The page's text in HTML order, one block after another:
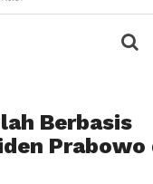
Berbasis
Prabowo